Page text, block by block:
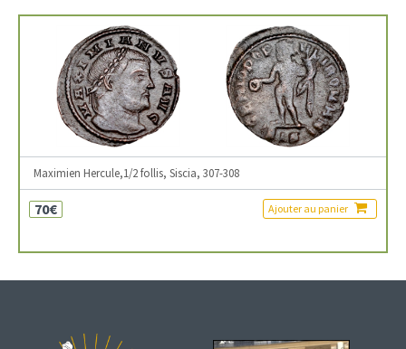
Maximien Hercule,1/2 follis, Siscia, 307-308
70€ Ajouter au panier